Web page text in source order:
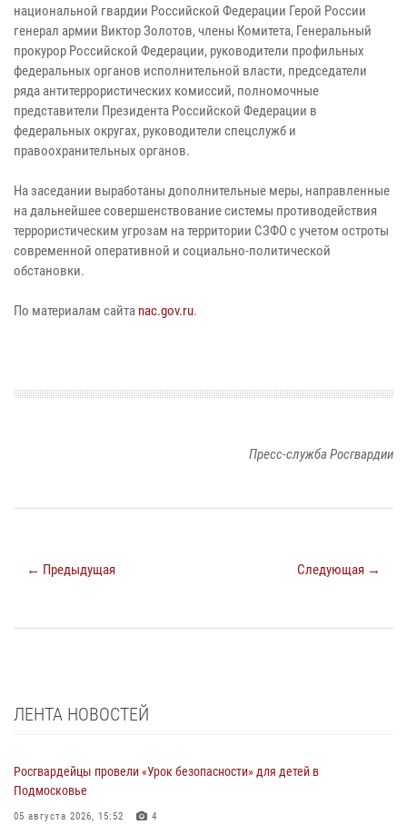
национальной гвардии Российской Федерации Герой России
генерал армии Виктор Золотов, члены Комитета, Генеральный
прокурор Российской Федерации, руководители профильных
федеральных органов исполнительной власти, председатели
ряда антитеррористических комиссий, полномочные
представители Президента Российской Федерации в
федеральных округах, руководители спецслужб и
правоохранительных органов.
На заседании выработаны дополнительные меры, направленные
на дальнейшее совершенствование системы противодействия
террористическим угрозам на территории СЗФО с учетом остроты
современной оперативной и социально-политической
обстановки.
По материалам сайта nac.gov.ru.
Пресс-служба Росгвардии
← Предыдущая Следующая →
ЛЕНТА НОВОСТЕЙ
Росгвардейцы провели «Урок безопасности» для детей в
Подмосковье
05 августа 2026, 15:52 4